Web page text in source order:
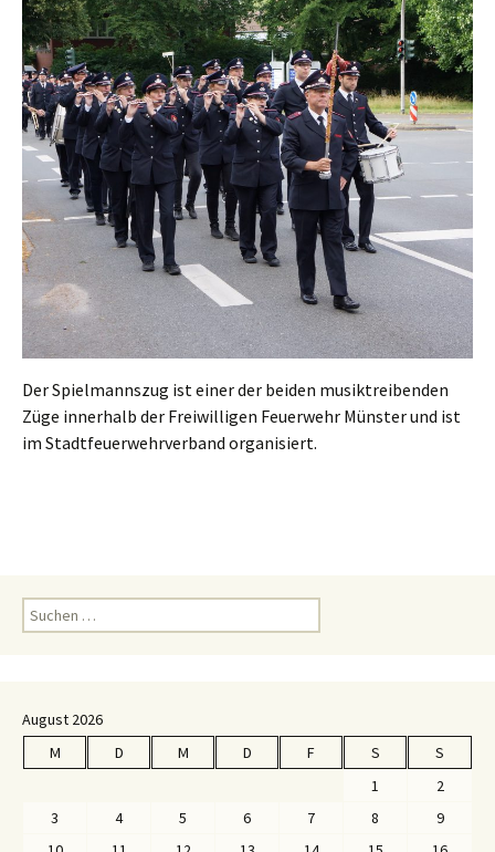
Der Spielmannszug ist einer der beiden musiktreibenden
Züge innerhalb der Freiwilligen Feuerwehr Münster und ist
im Stadtfeuerwehrverband organisiert.
Suchen
nach:
August 2026
M
D M D F S
S
1
2
3
4 5 6 7 8
9